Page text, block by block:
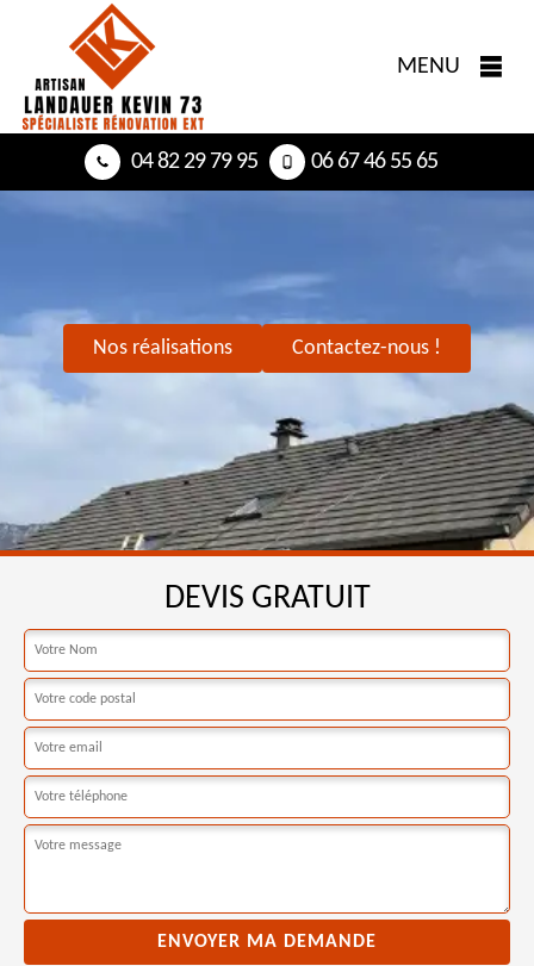
MENU
04 82 29 79 95 06 67 46 55 65
Nos réalisations Contactez-nous !
DEVIS GRATUIT